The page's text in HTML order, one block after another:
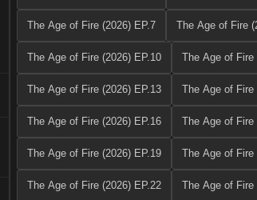
The Age of Fire (2026) EP.7 The Age of Fire
The Age of Fire (2026) EP.10 The Age of Fire
The Age of Fire (2026) EP.13 The Age of Fire
The Age of Fire (2026) EP.16 The Age of Fire
The Age of Fire (2026) EP.19 The Age of Fire
The Age of Fire (2026) EP.22 The Age of Fire